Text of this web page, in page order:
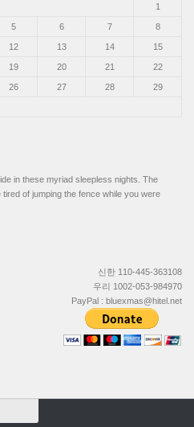
1
5 6 7 8
12 13 14 15
19 20 21 22
26 27 28 29
in these myriad sleepless nights. The
of jumping the fence while you were
신한 110-445-363108
우리 1002-053-984970
PayPal : bluexmas@hitel.net